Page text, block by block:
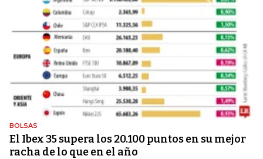
BOLSAS
El Ibex 35 supera los 20.100 puntos en su mejor
racha de lo que en el año